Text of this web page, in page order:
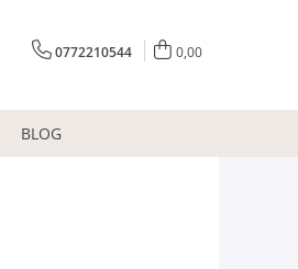
0772210544 0,00
BLOG